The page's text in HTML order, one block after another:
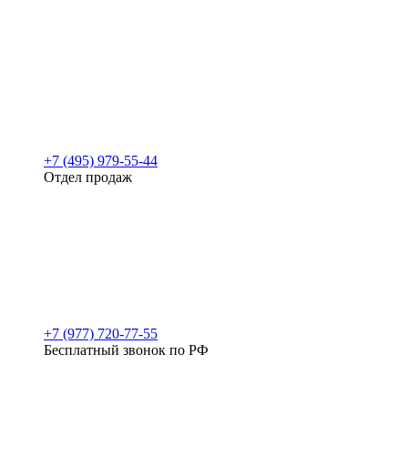
+7 (495) 979-55-44
Отдел продаж
+7 (977) 720-77-55
Бесплатный звонок по РФ